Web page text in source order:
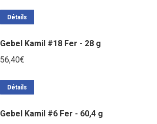
Détails
Gebel Kamil #18 Fer - 28 g
56,40€
Détails
Gebel Kamil #6 Fer - 60,4 g